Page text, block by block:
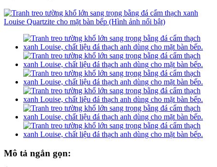
Mô tả ngắn gọn: